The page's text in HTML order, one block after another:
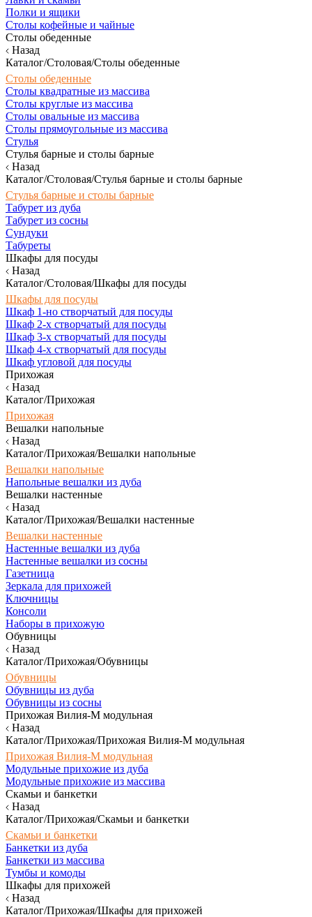
Полки и ящики
Столы кофейные и чайные
Столы обеденные
Назад
Каталог/Столовая/Столы обеденные
Столы обеденные
Столы квадратные из массива
Столы круглые из массива
Столы овальные из массива
Столы прямоугольные из массива
Стулья
Стулья барные и столы барные
Назад
Каталог/Столовая/Стулья барные и столы барные
Стулья барные и столы барные
Табурет из дуба
Табурет из сосны
Сундуки
Табуреты
Шкафы для посуды
Назад
Каталог/Столовая/Шкафы для посуды
Шкафы для посуды
Шкаф 1-но створчатый для посуды
Шкаф 2-х створчатый для посуды
Шкаф 3-х створчатый для посуды
Шкаф 4-х створчатый для посуды
Шкаф угловой для посуды
Прихожая
Назад
Каталог/Прихожая
Прихожая
Вешалки напольные
Назад
Каталог/Прихожая/Вешалки напольные
Вешалки напольные
Напольные вешалки из дуба
Вешалки настенные
Назад
Каталог/Прихожая/Вешалки настенные
Вешалки настенные
Настенные вешалки из дуба
Настенные вешалки из сосны
Газетница
Зеркала для прихожей
Ключницы
Консоли
Наборы в прихожую
Обувницы
Назад
Каталог/Прихожая/Обувницы
Обувницы
Обувницы из дуба
Обувницы из сосны
Прихожая Вилия-М модульная
Назад
Каталог/Прихожая/Прихожая Вилия-М модульная
Прихожая Вилия-М модульная
Модульные прихожие из дуба
Модульные прихожие из массива
Скамьи и банкетки
Назад
Каталог/Прихожая/Скамьи и банкетки
Скамьи и банкетки
Банкетки из дуба
Банкетки из массива
Тумбы и комоды
Шкафы для прихожей
Назад
Каталог/Прихожая/Шкафы для прихожей